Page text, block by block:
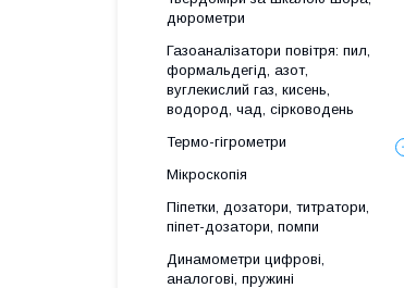
дюрометри
Газоаналізатори повітря: пил,
формальдегід, азот,
вуглекислий газ, кисень,
водород, чад, сірководень
Термо-гігрометри
Мікроскопія
Піпетки, дозатори, титратори,
піпет-дозатори, помпи
Динамометри цифрові,
аналогові, пружині